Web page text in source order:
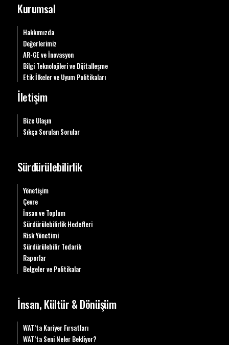
Kurumsal
Hakkımızda
Değerlerimiz
AR-GE ve İnovasyon
Bilgi Teknolojileri ve Dijitalleşme
Etik İlkeler ve Uyum Politikaları
İletişim
Bize Ulaşın
Sıkça Sorulan Sorular
Sürdürülebilirlik
Yönetişim
Çevre
İnsan ve Toplum
Sürdürülebilirlik Hedefleri
Risk Yönetimi
Sürdürülebilir Tedarik
Raporlar
Belgeler ve Politikalar
İnsan, Kültür & Dönüşüm
WAT’ta Kariyer Fırsatları
WAT’ta Seni Neler Bekliyor?